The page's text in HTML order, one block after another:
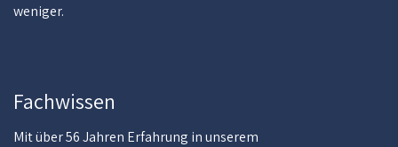
weniger.
Fachwissen
Mit über 56 Jahren Erfahrung in unserem